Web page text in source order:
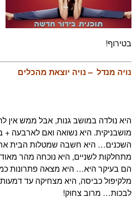
בטירוף!
נויה מנדל – נויה יוצאת מהכלים
היא נולדה במושב גנות, אבל ממש אין
מושבניקית. היא נשואה ואם לארבעה +
השכנים… היא חשבה שמטלות הבית
מתחלקות לשניים, היא נוכחה מהר
הם בעיקר היא… היא מצאה פתרונות
מלקיפול כביסה, היא מצחיקה עד
לבכות… מרוב צחוק!